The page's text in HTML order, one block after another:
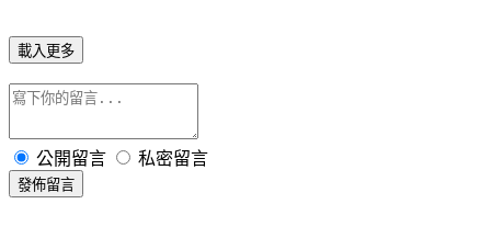
載入更多
公開留言 私密留言
發佈留言